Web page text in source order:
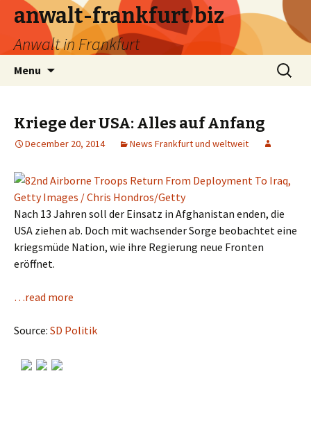
anwalt-frankfurt.biz
Anwalt in Frankfurt
Menu
Search
for:
Kriege der USA: Alles auf Anfang
December 20, 2014 News Frankfurt und weltweit
Nach 13 Jahren soll der Einsatz in Afghanistan enden, die
USA ziehen ab. Doch mit wachsender Sorge beobachtet eine
kriegsmüde Nation, wie ihre Regierung neue Fronten
eröffnet.
…read more
Source: SD Politik